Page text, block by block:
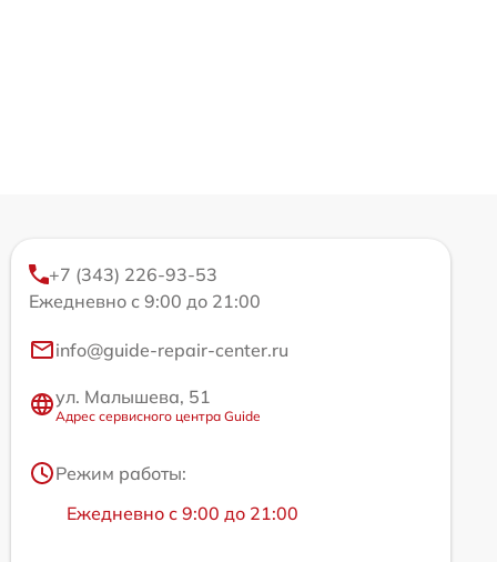
+7 (343) 226-93-53
Ежедневно с 9:00 до 21:00
info@guide-repair-center.ru
ул. Малышева, 51
Адрес сервисного центра Guide
Режим работы:
Ежедневно с 9:00 до 21:00